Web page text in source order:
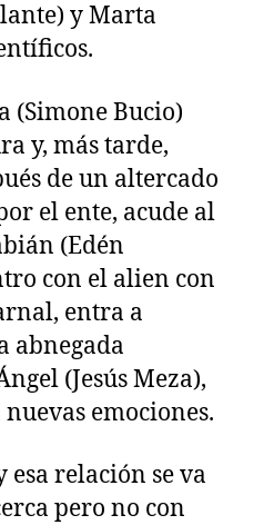
y Marta
(Simone Bucio)
y, más tarde,
de un altercado
el ente, acude al
(Edén
con el alien con
entra a
abnegada
(Jesús Meza),
emociones.
esa relación se va
pero no con